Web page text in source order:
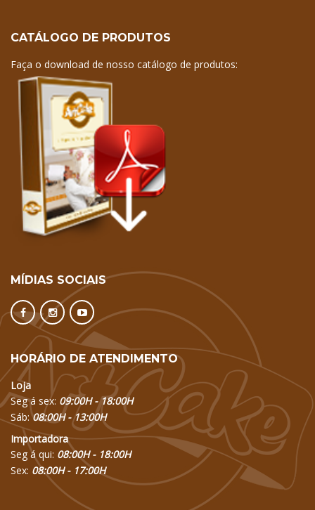
CATÁLOGO DE PRODUTOS
Faça o download de nosso catálogo de produtos:
MÍDIAS SOCIAIS
HORÁRIO DE ATENDIMENTO
Loja
Seg á sex: 09:00H - 18:00H
Sáb:08:00H - 13:00H
Importadora
Seg á qui: 08:00H - 18:00H
Sex: 08:00H - 17:00H